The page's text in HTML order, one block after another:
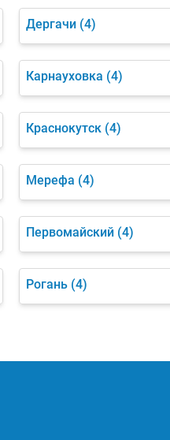
Дергачи (4)
Карнауховка (4)
Краснокутск (4)
Мерефа (4)
Первомайский (4)
Рогань (4)